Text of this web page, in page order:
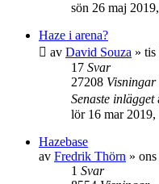
sön 26 maj
Haze i arena?
av David Souza » tis
17 Svar
27208 Visningar
Senaste inlägget
lör 16 mar 2019,
Hazebase
av Fredrik Thörn »
1 Svar